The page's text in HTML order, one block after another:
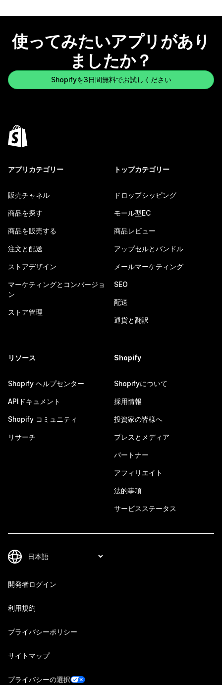
使ってみたいアプリがあり
ましたか？
Shopifyを3日間無料でお試しください
アプリカテゴリー
販売チャネル
商品を探す
商品を販売する
注文と配送
ストアデザイン
マーケティングとコンバージョ
ン
ストア管理
トップカテゴリー
ドロップシッピング
モール型EC
商品レビュー
アップセルとバンドル
メールマーケティング
SEO
配送
通貨と翻訳
リソース
Shopify ヘルプセンター
APIドキュメント
Shopify コミュニティ
リサーチ
Shopify
Shopifyについて
採用情報
投資家の皆様へ
プレスとメディア
パートナー
アフィリエイト
法的事項
サービスステータス
開発者ログイン
利用規約
プライバシーポリシー
サイトマップ
プライバシーの選択